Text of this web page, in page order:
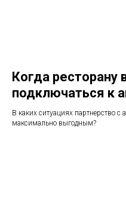
Когда ресторану
подключаться к
В каких ситуациях партнерство с
максимально выгодным?